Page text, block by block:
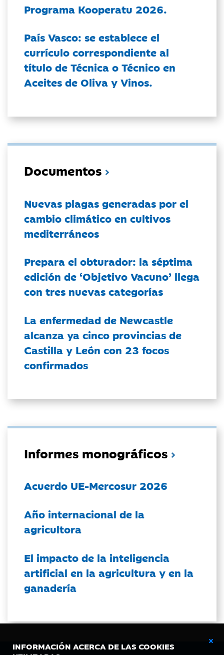
INFORMACIÓN ACERCA DE LAS COOKIES
Programa Kooperatu 2026.
País Vasco: se establece el
currículo correspondiente al
título de Técnica o Técnico en
Aceites de Oliva y Vinos.
Documentos
Nuevas plagas generadas por el
cambio climático en cultivos
mediterráneos
Prepara el obturador: la séptima
edición de ‘Objetivo Vacuno’ llega
con tres nuevas categorías
La enfermedad de Newcastle
alcanza ya cinco provincias de
Castilla y León con 23 focos
confirmados
Informes monográficos
Acuerdo UE-Mercosur 2026
Año internacional de la
agricultora
El impacto de la inteligencia
artificial en la agricultura y en la
ganadería